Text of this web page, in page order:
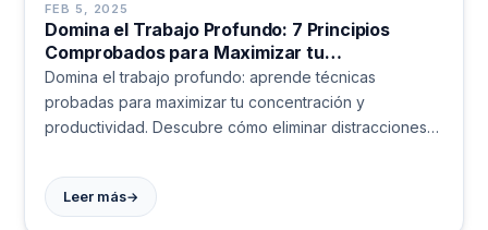
FEB 5, 2025
Domina el Trabajo Profundo: 7 Principios
Comprobados para Maximizar tu
Productividad [Guía Práctica]
Domina el trabajo profundo: aprende técnicas
probadas para maximizar tu concentración y
productividad. Descubre cómo eliminar distracciones y
forma de trabajar! #Productividad
Leer más→